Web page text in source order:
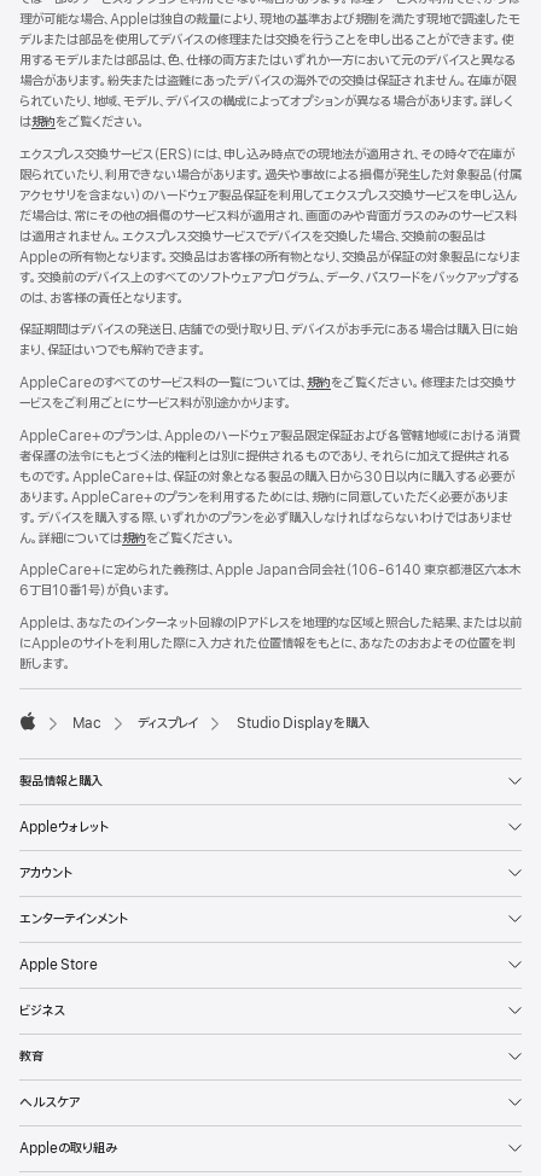
理が可能な場合、Appleは独自の裁量により、現地の基準および規制を満たす現地で調達したモ
デルまたは部品を使用してデバイスの修理または交換を行うことを申し出ることができます。使
用するモデルまたは部品は、色、仕様の両方またはいずれか一方において元のデバイスと異なる
場合があります。紛失または盗難にあったデバイスの海外での交換は保証されません。在庫が限
られていたり、地域、モデル、デバイスの構成によってオプションが異なる場合があります。詳しく
は規約${translate.store.a11y.opens_new_window}
をご覧ください。
エクスプレス交換サービス（ERS）には、申し込み時点での現地法が適用され、その時々で在庫が
限られていたり、利用できない場合があります。過失や事故による損傷が発生した対象製品（付属
アクセサリを含まない）のハードウェア製品保証を利用してエクスプレス交換サービスを申し込ん
だ場合は、常にその他の損傷のサービス料が適用され、画面のみや背面ガラスのみのサービス料
は適用されません。エクスプレス交換サービスでデバイスを交換した場合、交換前の製品は
Appleの所有物となります。交換品はお客様の所有物となり、交換品が保証の対象製品になりま
す。交換前のデバイス上のすべてのソフトウェアプログラム、データ、パスワードをバックアップする
のは、お客様の責任となります。
保証期間はデバイスの発送日、店舗での受け取り日、デバイスがお手元にある場合は購入日に始
まり、保証はいつでも解約できます。
AppleCareのすべてのサービス料の一覧については、規約をご覧ください。修理または交換サ
ービスをご利用ごとにサービス料が別途かかります。
AppleCare+のプランは、Appleのハードウェア製品限定保証および各管轄地域における消費
者保護の法令にもとづく法的権利とは別に提供されるものであり、それらに加えて提供される
ものです。AppleCare+は、保証の対象となる製品の購入日から30日以内に購入する必要が
あります。AppleCare+のプランを利用するためには、規約に同意していただく必要がありま
す。デバイスを購入する際、いずれかのプランを必ず購入しなければならないわけではありませ
ん。詳細については規約${translate.store.a11y.opens_new_window}
をご覧ください。
AppleCare+に定められた義務は、Apple Japan合同会社（106-6140 東京都港区六本木
6丁目10番1号）が負いま す 。
Appleは、あなたのインターネット回線のIPアドレスを地理的な区域と照合した結果、または以前
にAppleのサイトを利用した際に入力された位置情報をもとに、あなたのおおよその位置を判
断します。
Mac ディスプレイ Studio Displayを購入
製品情報と購入
Appleウォレット
アカウント
エンターテインメント
Apple Store
ビジネス
教育
ヘルスケア
Appleの取り組み